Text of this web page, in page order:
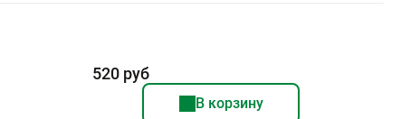
520 руб
В корзину